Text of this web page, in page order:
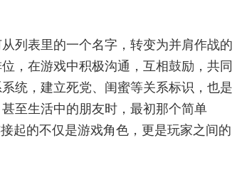
列表里的一个名字，转变为并肩作战的
，在游戏中积极沟通，互相鼓励，共同
统，建立死党、闺蜜等关系标识，也是
至生活中的朋友时，最初那个简单
起的不仅是游戏角色，更是玩家之间的